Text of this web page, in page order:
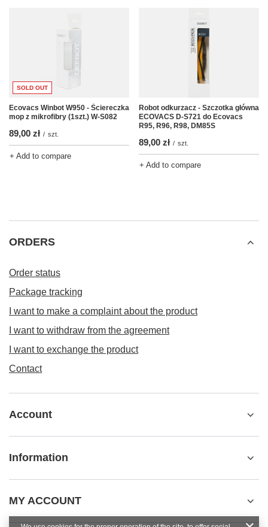
SOLD OUT
Ecovacs Winbot W950 - Ściereczka
mop z mikrofibry (1szt.) W-S082
89,00 zł / szt.
+ Add to compare
Robot odkurzacz - Szczotka główna
ECOVACS D-S721 do Ecovacs
R95, R96, R98, DM85S
89,00 zł / szt.
+ Add to compare
ORDERS
Order status
Package tracking
I want to make a complaint about the product
I want to withdraw from the agreement
I want to exchange the product
Contact
Account
Information
MY ACCOUNT